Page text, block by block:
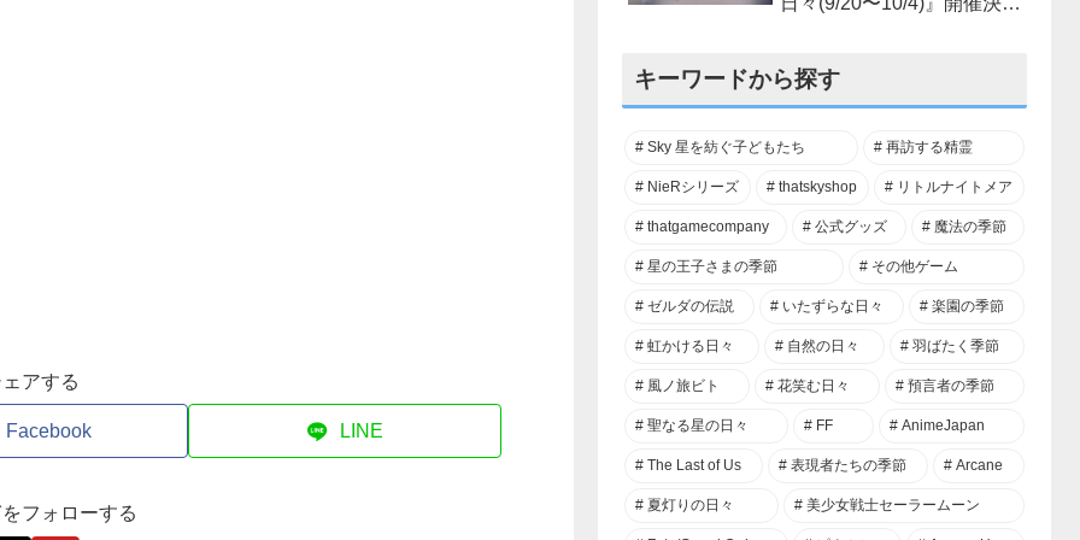
ェアする
Facebook LINE
フォローする
キーワードから探す
Sky 星を紡ぐ子どもたち 再訪する精霊
NieRシリーズ thatskyshop リトルナイトメア
thatgamecompany 公式グッズ 魔法の季節
星の王子さまの季節 その他ゲーム
ゼルダの伝説 いたずらな日々 楽園の季節
虹かける日々 自然の日々 羽ばたく季節
風ノ旅ビト 花笑む日々 預言者の季節
聖なる星の日々 FF AnimeJapan
The Last of Us 表現者たちの季節 Arcane
夏灯りの日々 美少女戦士セーラームーン